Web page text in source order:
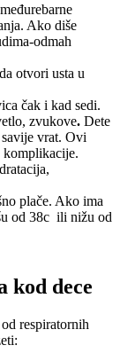
Ako diše
odmah
otvori usta u
čak i kad sedi.
zvukove. Dete
vrat. Ovi
komplikacije.
plače. Ako ima
od 38c ili nižu od
kod dece
respiratornih